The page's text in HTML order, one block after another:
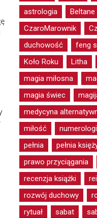
astrologia
Beltane
CzaroMarownik
duchowość
feng
Koło Roku
Litha
magia miłosna
magia świec
medycyna
miłość
pełnia
pełnia
prawo przyciągania
recenzja książki
rozwój duchowy
rytuał
sabat